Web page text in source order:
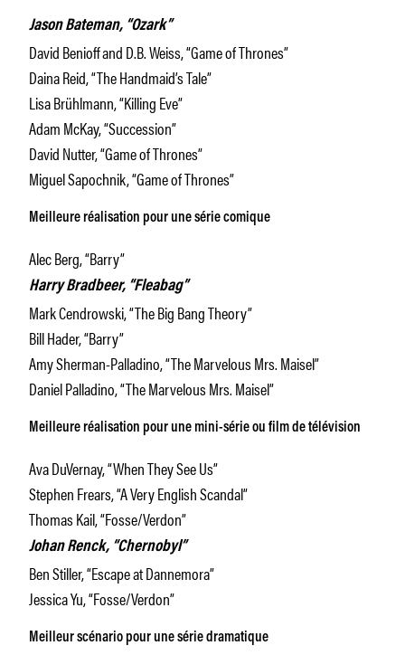
Jason Bateman, “Ozark”
David Benioff and D.B. Weiss, “Game of Thrones”
Daina Reid, “The Handmaid’s Tale”
Lisa Brühlmann, “Killing Eve”
Adam McKay, “Succession”
David Nutter, “Game of Thrones”
Miguel Sapochnik, “Game of Thrones”
Meilleure réalisation pour une série comique
Alec Berg, “Barry”
Harry Bradbeer, “Fleabag”
Mark Cendrowski, “The Big Bang Theory”
Bill Hader, “Barry”
Amy Sherman-Palladino, “The Marvelous Mrs. Maisel”
Daniel Palladino, “The Marvelous Mrs. Maisel”
Meilleure réalisation pour une mini-série ou film de télévision
Ava DuVernay, “When They See Us”
Stephen Frears, “A Very English Scandal”
Thomas Kail, “Fosse/Verdon”
Johan Renck, “Chernobyl”
Ben Stiller, “Escape at Dannemora”
Jessica Yu, “Fosse/Verdon”
Meilleur scénario pour une série dramatique